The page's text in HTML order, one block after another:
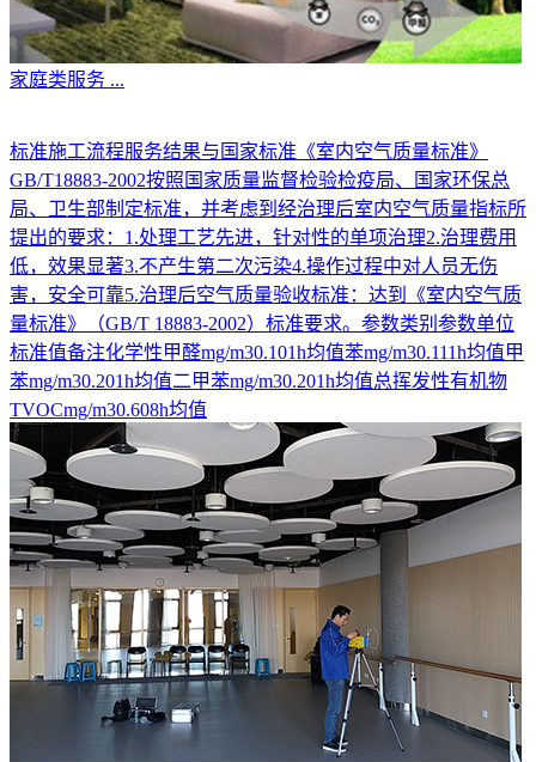
家庭类服务 ...
标准施工流程服务结果与国家标准《室内空气质量标准》
GB/T18883-2002按照国家质量监督检验检疫局、国家环保总
局、卫生部制定标准，并考虑到经治理后室内空气质量指标所
提出的要求：1.处理工艺先进，针对性的单项治理2.治理费用
低，效果显著3.不产生第二次污染4.操作过程中对人员无伤
害，安全可靠5.治理后空气质量验收标准：达到《室内空气质
量标准》（GB/T 18883-2002）标准要求。参数类别参数单位
标准值备注化学性甲醛mg/m30.101h均值苯mg/m30.111h均值甲
苯mg/m30.201h均值二甲苯mg/m30.201h均值总挥发性有机物
TVOCmg/m30.608h均值